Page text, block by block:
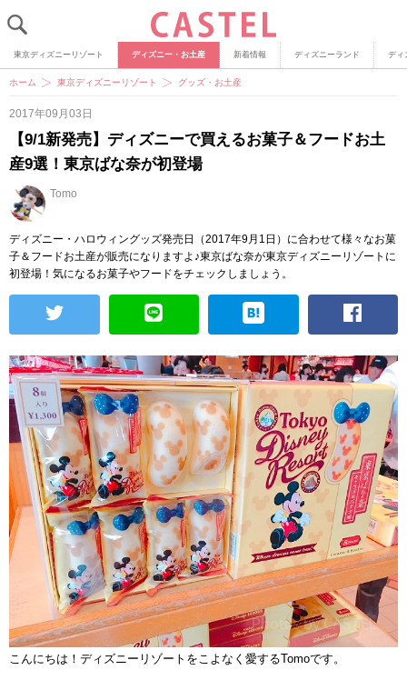
東京ディズニーリゾート ディズニー・お土産 新着情報 ディズニーランド ディ
ホーム 東京ディズニーリゾート グッズ・お土産
2017年09月03日
【9/1新発売】ディズニーで買えるお菓子＆フードお土
産9選！東京ばな奈が初登場
Tomo
ディズニー・ハロウィングッズ発売日（2017年9月1日）に合わせて様々なお菓
子＆フードお土産が販売になりますよ♪東京ばな奈が東京ディズニーリゾートに
初登場！気になるお菓子やフードをチェックしましょう。
こんにちは！ディズニーリゾートをこよなく愛するTomoです。